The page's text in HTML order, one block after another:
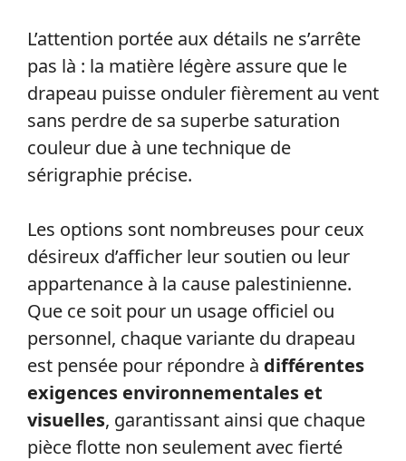
L’attention portée aux détails ne s’arrête
pas là : la matière légère assure que le
drapeau puisse onduler fièrement au vent
sans perdre de sa superbe saturation
couleur due à une technique de
sérigraphie précise.
Les options sont nombreuses pour ceux
désireux d’afficher leur soutien ou leur
appartenance à la cause palestinienne.
Que ce soit pour un usage officiel ou
personnel, chaque variante du drapeau
est pensée pour répondre à différentes
exigences environnementales et
visuelles, garantissant ainsi que chaque
pièce flotte non seulement avec fierté